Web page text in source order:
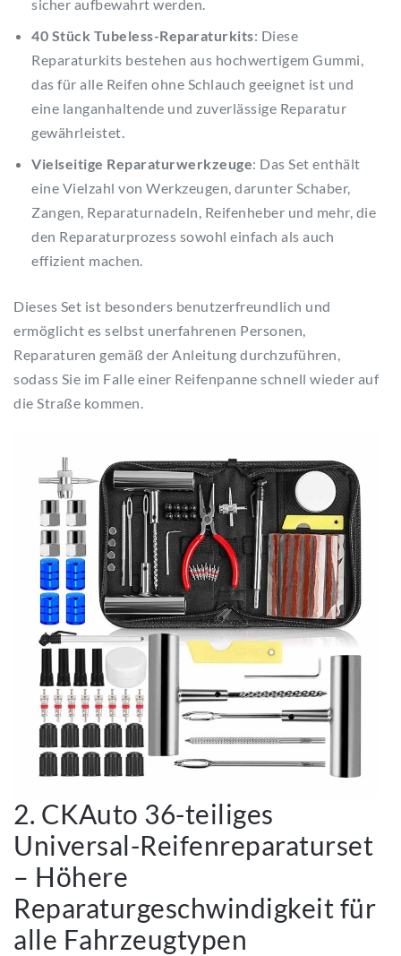
sicher aufbewahrt werden.
40 Stück Tubeless-Reparaturkits: Diese
Reparaturkits bestehen aus hochwertigem Gummi,
das für alle Reifen ohne Schlauch geeignet ist und
eine langanhaltende und zuverlässige Reparatur
gewährleistet.
Vielseitige Reparaturwerkzeuge: Das Set enthält
eine Vielzahl von Werkzeugen, darunter Schaber,
Zangen, Reparaturnadeln, Reifenheber und mehr, die
den Reparaturprozess sowohl einfach als auch
effizient machen.
Dieses Set ist besonders benutzerfreundlich und
ermöglicht es selbst unerfahrenen Personen,
Reparaturen gemäß der Anleitung durchzuführen,
sodass Sie im Falle einer Reifenpanne schnell wieder auf
die Straße kommen.
2. CKAuto 36-teiliges
Universal-Reifenreparaturset
– Höhere
Reparaturgeschwindigkeit für
alle Fahrzeugtypen